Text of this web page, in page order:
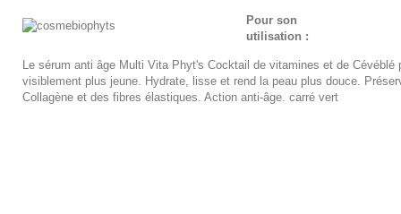
Pour son
utilisation :
Le sérum anti âge Multi Vita Phyt's Cocktail de vitamines et de Cévéblé
visiblement plus jeune. Hydrate, lisse et rend la peau plus douce.
Collagène et des fibres élastiques. Action anti-âge. carré vert